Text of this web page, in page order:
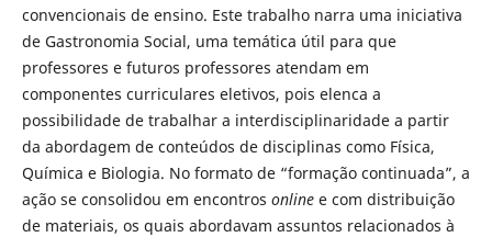
convencionais de ensino. Este trabalho narra uma iniciativa
de Gastronomia Social, uma temática útil para que
professores e futuros professores atendam em
componentes curriculares eletivos, pois elenca a
possibilidade de trabalhar a interdisciplinaridade a partir
da abordagem de conteúdos de disciplinas como Física,
Química e Biologia. No formato de “formação continuada”, a
ação se consolidou em encontros online e com distribuição
de materiais, os quais abordavam assuntos relacionados à